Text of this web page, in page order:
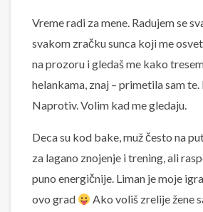
Vreme radi za mene. Radujem se
svakom zračku sunca koji me
na prozoru i gledaš me kako
helankama, znaj – primetila sam
Naprotiv. Volim kad me gledaju.
Deca su kod bake, muž često na
za lagano znojenje i trening, ali
puno energičnije. Liman je moje
ovo grad
Ako voliš zrelije žene